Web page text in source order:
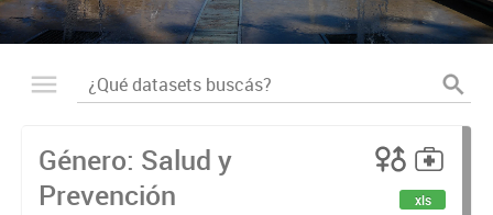
Género: Salud y
Prevención
xls